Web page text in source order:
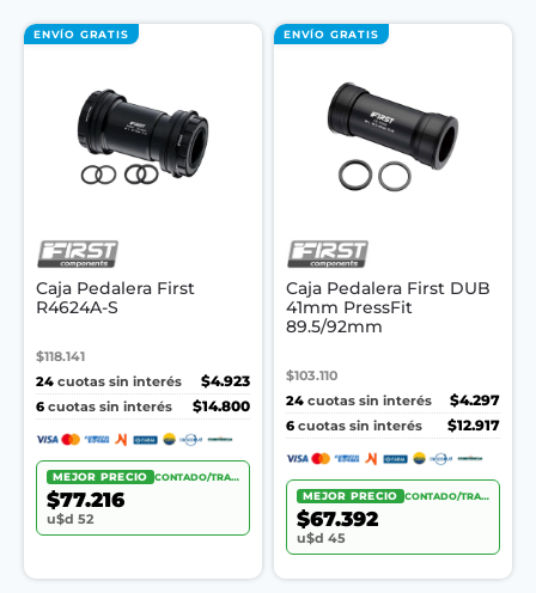
ENVÍO GRATIS
Caja Pedalera First
R4624A-S
$118.141
24 cuotas sin interés
$4.923
6 cuotas sin interés $14.800
MEJOR PRECIO CONTADO/TRANSF.
$77.216
u$d 52
ENVÍO GRATIS
Caja Pedalera First DUB
41mm PressFit
89.5/92mm
$103.110
24 cuotas sin interés
$4.297
6 cuotas sin interés $12.917
MEJOR PRECIO CONTADO/TRANSF.
$67.392
u$d 45